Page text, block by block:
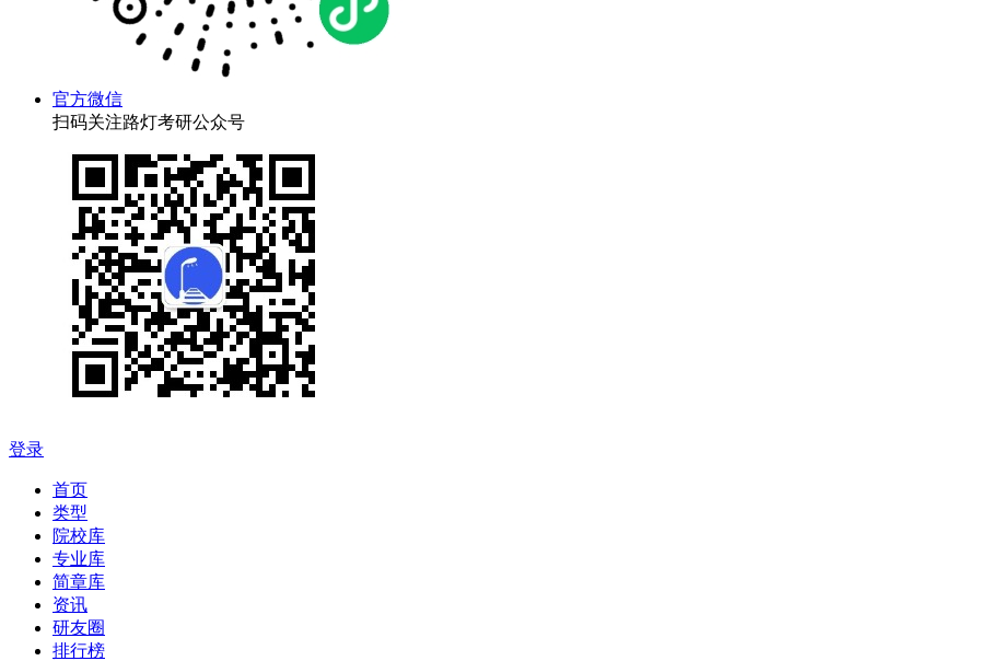
官方微信
扫码关注路灯考研公众号
登录
首页
类型
院校库
专业库
简章库
资讯
研友圈
排行榜